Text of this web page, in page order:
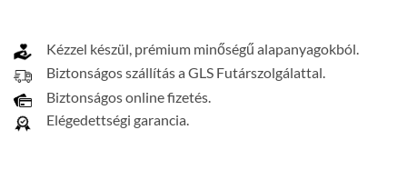
Kézzel készül, prémium minőségű alapanyagokból.
Biztonságos szállítás a GLS Futárszolgálattal.
Biztonságos online fizetés.
Elégedettségi garancia.